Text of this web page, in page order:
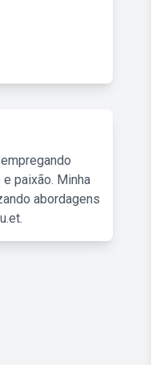
paixão. Minha
abordagens